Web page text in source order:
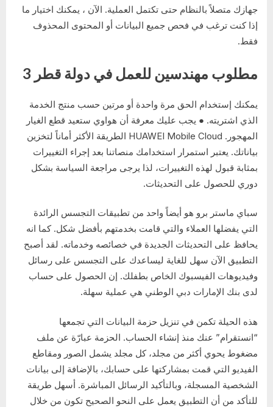
جهازك متصلاً بالنظام حتى تكتمل العملية. الآن ، يمكنك اختيار ما
إذا كنت ترغب في فحص جميع البيانات أو المحتوى المحذوف
فقط.
مطلوب مهندسين للعمل في دولة قطر 3
يمكنك إستخدام الحق مرة واحدة أو مرتين حسب منتج الخدمة
الذي اشتريته. ● يجب عليك معرفة أن هواوي ستعيد قطع الغيار
المهجور. HUAWEI Mobile Cloud الطريقة الأكثر أماناً لتخزين
بياناتك. يعتبر استمرار استخدامك منصاتنا بعد إجراء التغييرات
بمثابة قبول لهذه التغييرات، لذا يرجى مراجعة السياسة بشكل
دوري للحصول على التحديثات.
سباي ماستر برو هو أيضاً واحد من تطبيقات التجسس الرائدة
التي يفضلها العملاء والتي قامت بخدمتهم بأفضل شكل. كما انه
يحافظ على التحديثات الجديدة في خصائصه وخدماته. لقد أصبح
التطبيق الآن سهل للغاية ليساعدك على التجسس على رسائل
وفيديوهات الفيسبوك الخاص بطفلك. إن الحصول على حساب
لدى بنك الإمارات دبي الوطني هي عملية سهلة.
هذه الحيلة تكمن في تنزيل حزمة البيانات التي تجمعها
“انستقرام” عنك منذ إنشاء الحساب. الحزمة عبارّة عن ملف
مضغوط يحوي أكثر من مجلد، كل مجلد يشمل الصور ومقاطع
الفيديو التي قمت بمشاركتها على حسابك، بالإضافة إلى بيانات
الشخصية المسجلة، وبالتأكيد الرسائل المباشرة. أسهل طريقة
للتأكد من أن التطبيق يعمل على النحو الصحيح تكون من خلال